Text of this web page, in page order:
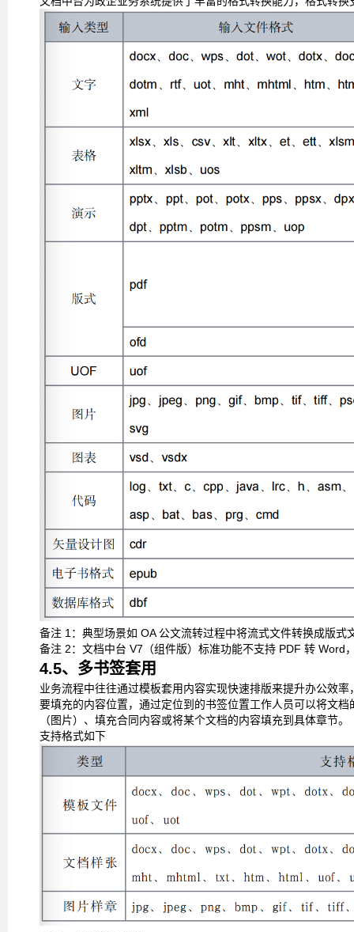
备注 1：典型场景如 OA公文流转过程中将流式文件转换成版式
备注 2：文档中台 V7 （组件版）标准功能不支持 PDF 转 Word
4.5、多书签套用
业务流程中往往通过模板套用内容实现快速排版来提升办公效率
要填充的内容位置，通过定位到的书签位置工作人员可以将文档
（图片）、填充合同内容或将某个文档的内容填充到具体章节。
支持格式如下